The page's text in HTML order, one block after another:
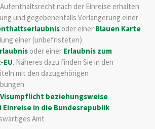
nach der Einreise erhalten
und gegebenenfalls Verlängerung einer
oder einer Blauen Karte
einer (unbefristeten)
oder einer Erlaubnis zum
. Näheres dazu finden Sie in den
mit den dazugehörigen
beziehungsweise
in die Bundesrepublik
Amt